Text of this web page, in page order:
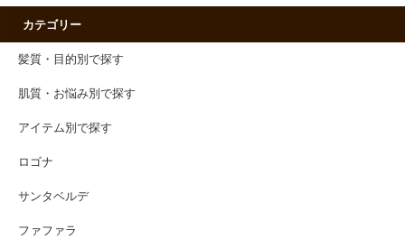
カテゴリー
髪質・目的別で探す
肌質・お悩み別で探す
アイテム別で探す
ロゴナ
サンタベルデ
ファファラ